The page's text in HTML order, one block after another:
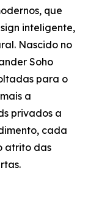
que
inteligente,
Nascido no
Soho
para o
a
privados a
cada
atrito das